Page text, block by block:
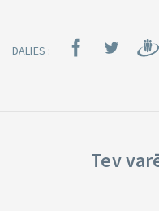
DALIES :
Tev